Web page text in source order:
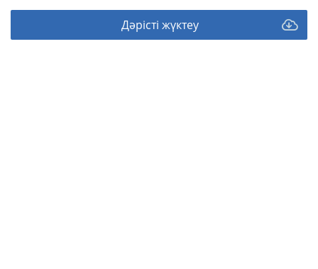
Дәрісті жүктеу